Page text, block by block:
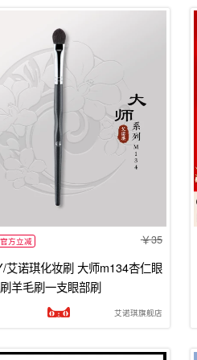
官方立减 35
艾诺琪化妆刷 大师m134杏仁眼
羊毛刷一支眼部刷
艾诺琪旗舰店